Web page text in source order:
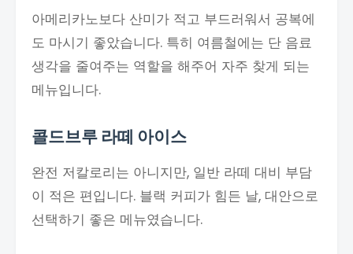
아메리카노보다 산미가 적고 부드러워서 공복에
도 마시기 좋았습니다. 특히 여름철에는 단 음료
생각을 줄여주는 역할을 해주어 자주 찾게 되는
메뉴입니다.
콜드브루 라떼 아이스
완전 저칼로리는 아니지만, 일반 라떼 대비 부담
이 적은 편입니다. 블랙 커피가 힘든 날, 대안으로
선택하기 좋은 메뉴였습니다.